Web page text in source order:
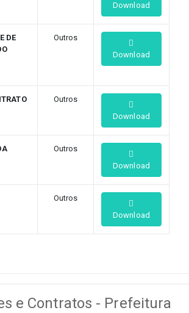
Download
DE
Outros
Download
Outros
Download
Outros
Download
Outros
Download
e Contratos - Prefeitura